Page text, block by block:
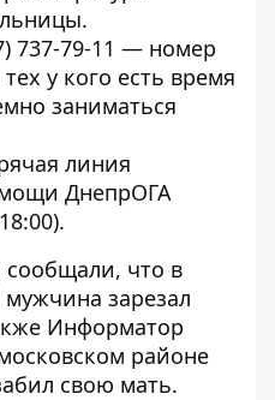
737-79-11 — номер
у кого есть время
заниматься
линия
ДнепрОГА
что в
мужчина зарезал
Информатор
районе
свою мать.